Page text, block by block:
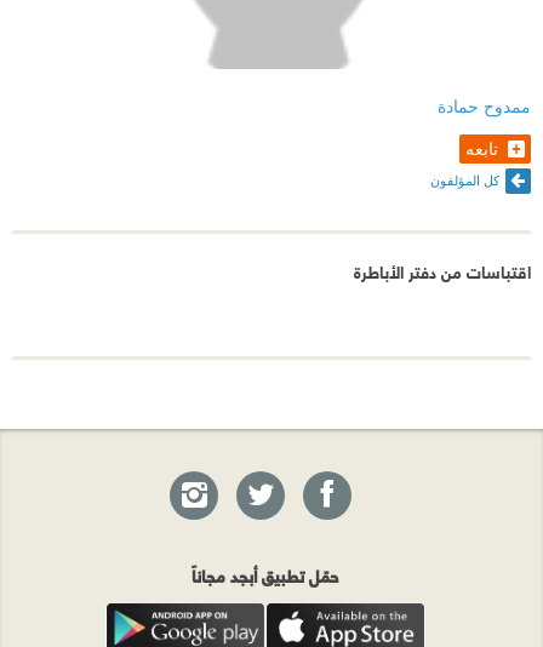
ممدوح حمادة
تابعه
كل المؤلفون
اقتباسات من دفتر الأباطرة
حمّل تطبيق أبجد مجاناً